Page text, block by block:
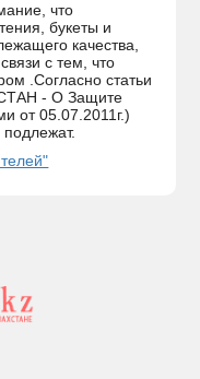
что
букеты и
качества,
с тем, что
.Согласно статьи
- О Защите
от 05.07.2011г.)